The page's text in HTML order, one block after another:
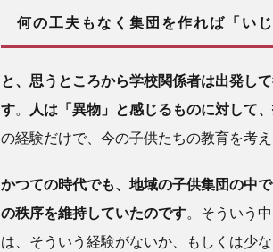
生す
る
オ
ン
テ
何の工夫もなく集団を作れば「い
と、思うところから学校関係者は出発し
す
人は「異物」と感じるものに対して
の経験だけで、今の子供たちの教育を考え
かつての時代でも、地域の子供集団の中
の秩序を維持していたのです 。そういう
は、そういう経験がないか、もしくは少な